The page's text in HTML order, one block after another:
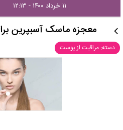
۱۱ خرداد ۱۴۰۰ - ۱۲:۱۳
معجزه ماسک آسبپرین
دسته: مراقبت از پوست